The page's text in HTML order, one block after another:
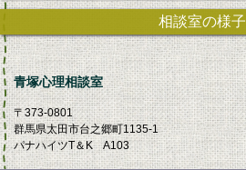
相談室の様子
青塚心理相談室
〒373-0801
群馬県太田市台之郷町1135-1
パナハイツT＆K A103